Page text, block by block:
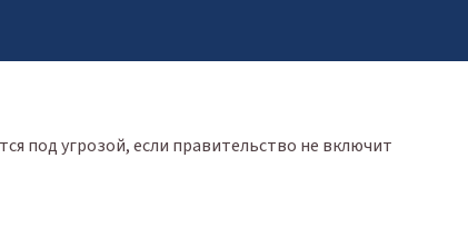
под угрозой, если правительство не включит